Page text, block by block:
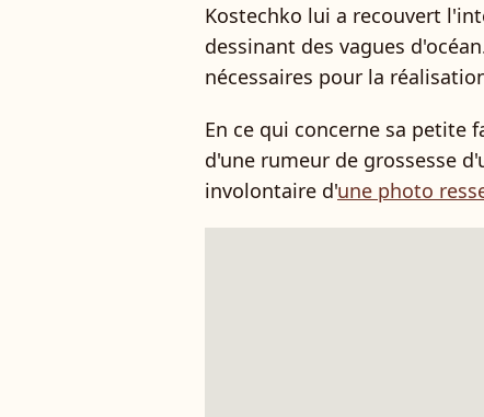
Kostechko lui a recouvert
dessinant des vagues
nécessaires pour la
En ce qui concerne sa petite
d'une rumeur de grossesse
involontaire d'une photo